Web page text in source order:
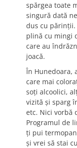
spărgea toate
singură dată
dus cu
plină cu mingi
care au
joacă.
În Hunedoara,
care mai
soți alcoolici,
vizită și sparg
etc. Nici vorbă
Programul de
ți pui
și vrei să stai